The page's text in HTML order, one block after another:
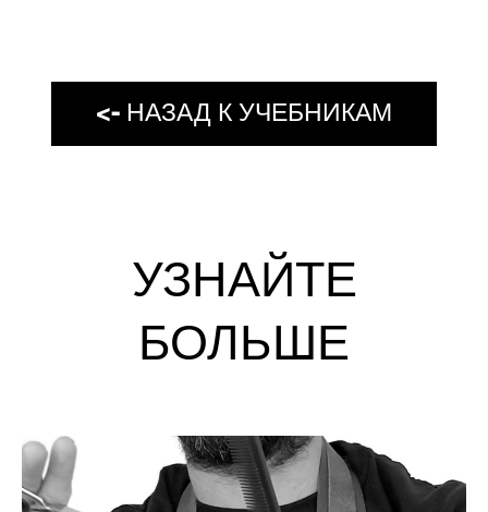
<- НАЗАД К УЧЕБНИКАМ
УЗНАЙТЕ
БОЛЬШЕ